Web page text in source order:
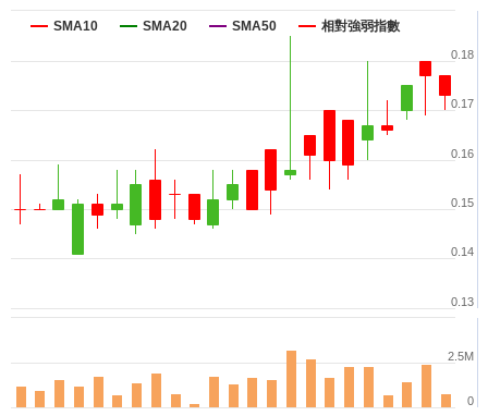
SMA10 SMA20 SMA50 相對強弱指數
0.13
0.14
0.15
0.16
0.17
0.18
0
2.5M